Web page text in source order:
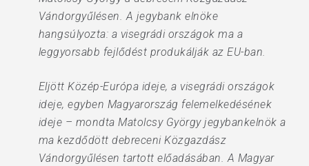
Vándorgyűlésen. A jegybank elnöke
hangsúlyozta: a visegrádi országok ma a
leggyorsabb fejlődést produkálják az EU-ban.
Eljött Közép-Európa ideje, a visegrádi országok
ideje, egyben Magyarország felemelkedésének
ideje – mondta Matolcsy György jegybankelnök a
ma kezdődött debreceni Közgazdász
Vándorgyűlésen tartott előadásában. A Magyar